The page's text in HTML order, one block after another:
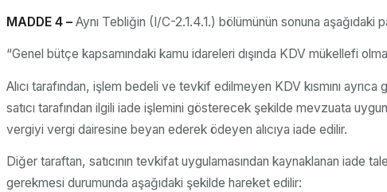
MADDE 4 – Aynı Tebliğin (I/C-2.1.4.1.) bölümünün sonuna aşağıdaki
“Genel bütçe kapsamındaki kamu idareleri dışında KDV mükellefi
Alıcı tarafından, işlem bedeli ve tevkif edilmeyen KDV kısmını
satıcı tarafından ilgili iade işlemini gösterecek şekilde mevzuata
vergiyi vergi dairesine beyan ederek ödeyen alıcıya iade edilir.
Diğer taraftan, satıcının tevkifat uygulamasından kaynaklanan iade
gerekmesi durumunda aşağıdaki şekilde hareket edilir: